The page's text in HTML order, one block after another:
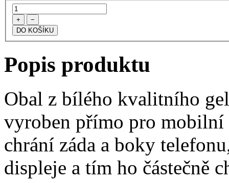
+ −
Popis produktu
Obal z bílého kvalitního
vyroben přímo pro
chrání záda a boky
displeje a tím ho částečně